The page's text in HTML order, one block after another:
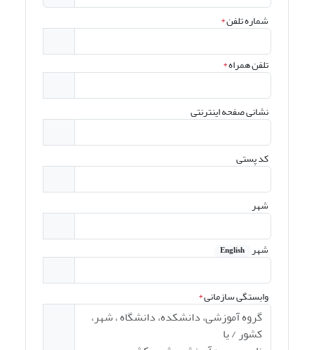
شماره تلفن*
تلفن همراه*
نشانی صفحه اینترنتی
کد پستی
شهر
شهر English
وابستگی سازمانی*